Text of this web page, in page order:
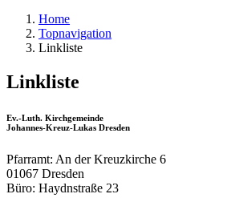
Home
Topnavigation
Linkliste
Linkliste
Ev.-Luth. Kirchgemeinde
Johannes-Kreuz-Lukas Dresden
Pfarramt: An der Kreuzkirche 6
01067 Dresden
Büro: Haydnstraße 23